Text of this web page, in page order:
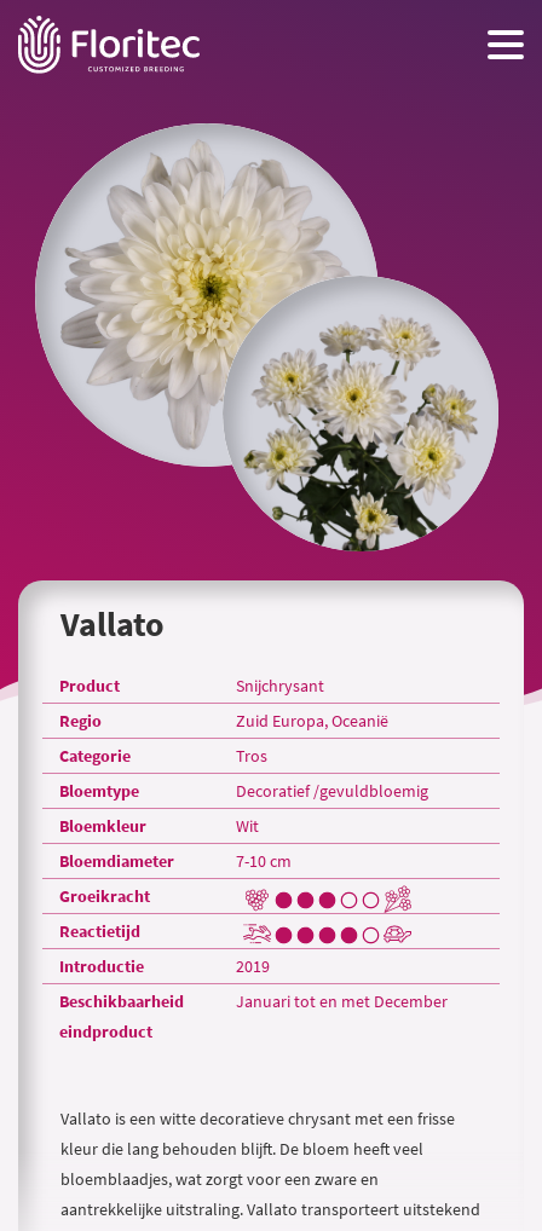
Vallato
Product
Snijchrysant
Regio
Zuid Europa, Oceanië
Categorie
Tros
Bloemtype
Decoratief /gevuldbloemig
Bloemkleur
Wit
Bloemdiameter
7-10 cm
Groeikracht
Reactietijd
Introductie
2019
Beschikbaarheid
eindproduct
Januari tot en met December
Vallato is een witte decoratieve chrysant met een frisse
kleur die lang behouden blijft. De bloem heeft veel
bloemblaadjes, wat zorgt voor een zware en
aantrekkelijke uitstraling. Vallato transporteert uitstekend